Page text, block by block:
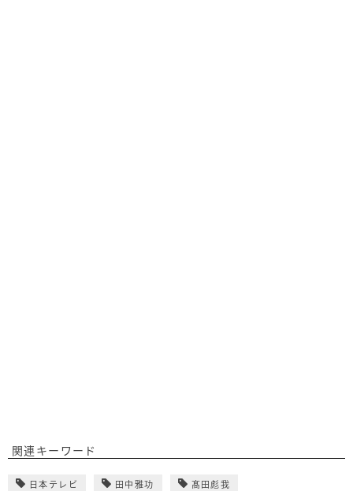
関連キーワード
日本テレビ 田中雅功 髙田彪我